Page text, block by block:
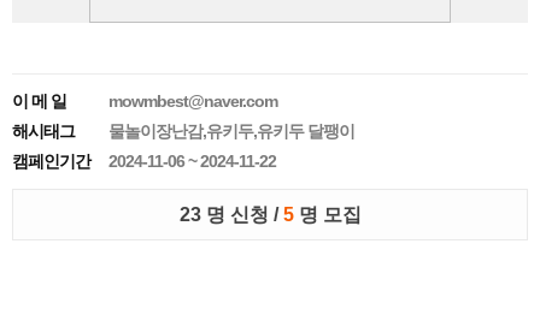
이 메 일
mowmbest@naver.com
해시태그
물놀이장난감,유키두,유키두 달팽이
캠페인기간
2024-11-06 ~ 2024-11-22
23 명 신청 /5명 모집